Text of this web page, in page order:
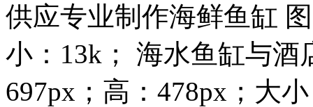
供应专业制作海鲜鱼缸
小：13k； 海水鱼缸与
697px；高：478px；大